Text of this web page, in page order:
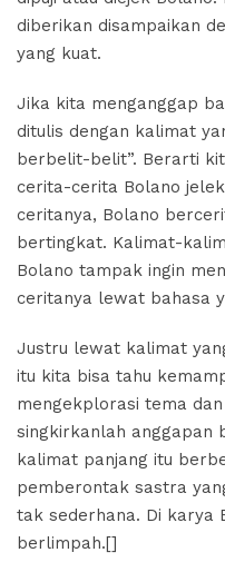
diberikan disampaikan
yang kuat.
Jika kita menganggap
ditulis dengan kalimat
berbelit-belit”. Berarti
cerita-cerita Bolano
ceritanya, Bolano
bertingkat. Kalimat-
Bolano tampak ingin
ceritanya lewat bahasa
Justru lewat kalimat
itu kita bisa tahu
mengekplorasi tema
singkirkanlah anggapan
kalimat panjang itu
pemberontak sastra
tak sederhana. Di karya
berlimpah.[]